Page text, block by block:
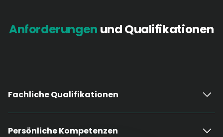
Anforderungen und Qualifikationen
Fachliche Qualifikationen
Persönliche Kompetenzen